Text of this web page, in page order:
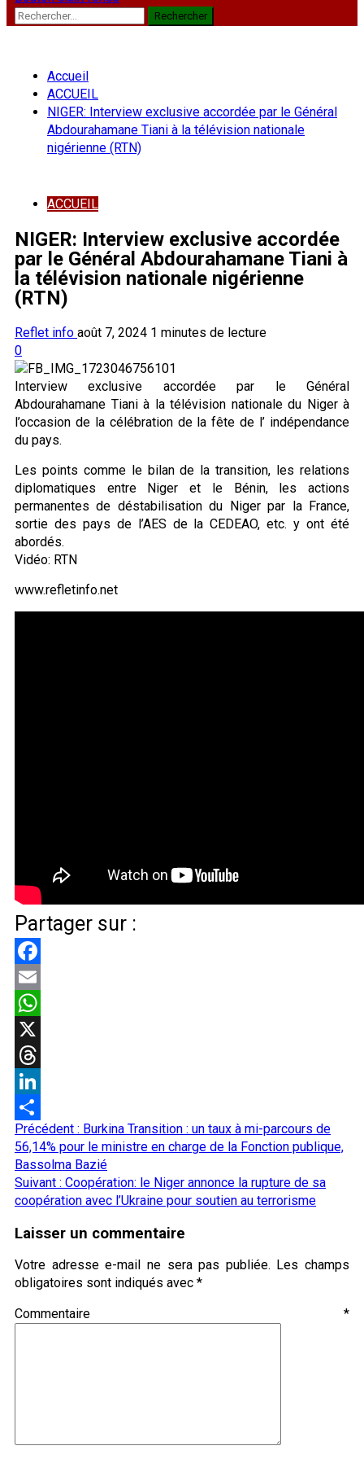
Rechercher :
Accueil
ACCUEIL
NIGER: Interview exclusive accordée par le Général
Abdourahamane Tiani à la télévision nationale
nigérienne (RTN)
ACCUEIL
NIGER: Interview exclusive accordée
par le Général Abdourahamane Tiani à
la télévision nationale nigérienne
(RTN)
Reflet info août 7, 2024 1 minutes de lecture
0
Interview exclusive accordée par le Général
Abdourahamane Tiani à la télévision nationale du Niger à
l’occasion de la célébration de la fête de l’ indépendance
du pays.
Les points comme le bilan de la transition, les relations
diplomatiques entre Niger et le Bénin, les actions
permanentes de déstabilisation du Niger par la France,
sortie des pays de l’AES de la CEDEAO, etc. y ont été
abordés.
Vidéo: RTN
www.refletinfo.net
Partager sur :
Facebook
Email
WhatsApp
X
Threads
LinkedIn
Partager
Navigation
d’article
Précédent : Burkina Transition : un taux à mi-parcours de
56,14% pour le ministre en charge de la Fonction publique,
Bassolma Bazié
Suivant : Coopération: le Niger annonce la rupture de sa
coopération avec l’Ukraine pour soutien au terrorisme
Laisser un commentaire
Votre adresse e-mail ne sera pas publiée. Les champs
obligatoires sont indiqués avec *
Commentaire *